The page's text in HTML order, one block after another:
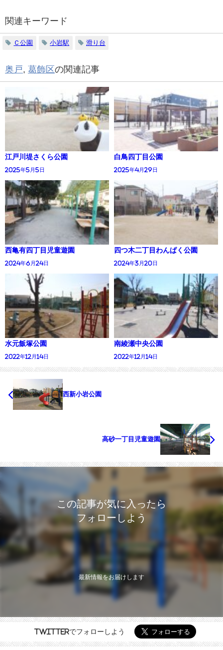
関連キーワード
Ｃ公園 小岩駅 滑り台
奥戸, 葛飾区の関連記事
江戸川堤さくら公園
2025年5月5日
白鳥四丁目公園
2025年4月29日
西亀有四丁目児童遊園
2024年6月24日
四つ木二丁目わんぱく公園
2024年3月20日
水元飯塚公園
2022年12月14日
南綾瀬中央公園
2022年12月14日
西新小岩公園
高砂一丁目児童遊園
この記事が気に入ったら
フォローしよう
最新情報をお届けします
Twitterでフォローしよう